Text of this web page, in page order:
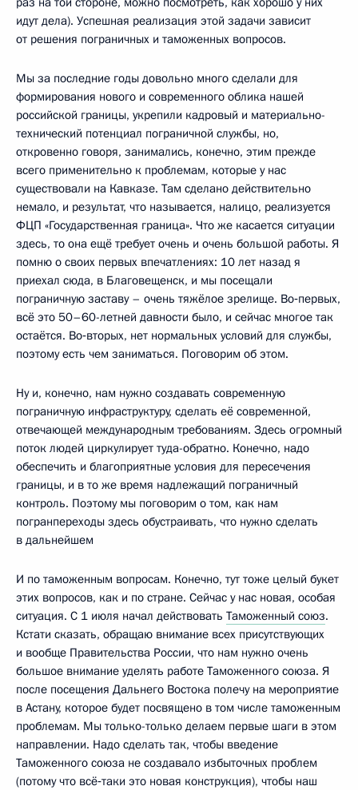
идут дела). Успешная реализация этой задачи зависит
от решения пограничных и таможенных вопросов.
Мы за последние годы довольно много сделали для
формирования нового и современного облика нашей
российской границы, укрепили кадровый и материально-
технический потенциал пограничной службы, но,
откровенно говоря, занимались, конечно, этим прежде
всего применительно к проблемам, которые у нас
существовали на Кавказе. Там сделано действительно
немало, и результат, что называется, налицо, реализуется
ФЦП «Государственная граница». Что же касается ситуации
здесь, то она ещё требует очень и очень большой работы. Я
помню о своих первых впечатлениях: 10 лет назад я
приехал сюда, в Благовещенск, и мы посещали
пограничную заставу – очень тяжёлое зрелище. Во‑первых,
всё это 50–60-летней давности было, и сейчас многое так
остаётся. Во‑вторых, нет нормальных условий для службы,
поэтому есть чем заниматься. Поговорим об этом.
Ну и, конечно, нам нужно создавать современную
пограничную инфраструктуру, сделать её современной,
отвечающей международным требованиям. Здесь огромный
поток людей циркулирует туда-обратно. Конечно, надо
обеспечить и благоприятные условия для пересечения
границы, и в то же время надлежащий пограничный
контроль. Поэтому мы поговорим о том, как нам
погранпереходы здесь обустраивать, что нужно сделать
в дальнейшем
И по таможенным вопросам. Конечно, тут тоже целый букет
этих вопросов, как и по стране. Сейчас у нас новая, особая
ситуация. С 1 июля начал действовать Таможенный союз.
Кстати сказать, обращаю внимание всех присутствующих
и вообще Правительства России, что нам нужно очень
большое внимание уделять работе Таможенного союза. Я
после посещения Дальнего Востока полечу на мероприятие
в Астану, которое будет посвящено в том числе таможенным
проблемам. Мы только-только делаем первые шаги в этом
направлении. Надо сделать так, чтобы введение
Таможенного союза не создавало избыточных проблем
(потому что всё‑таки это новая конструкция), чтобы наш